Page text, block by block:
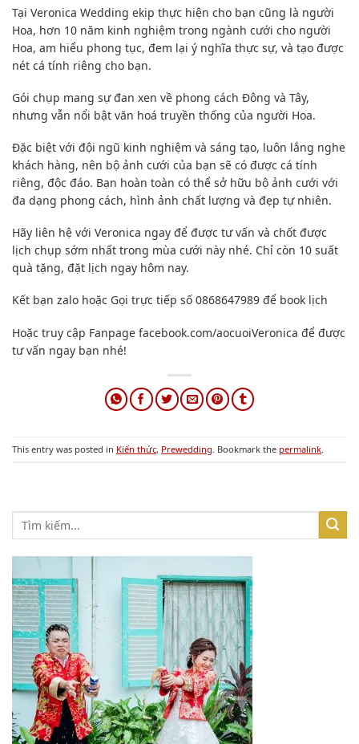
Tại Veronica Wedding ekip thực hiện cho bạn cũng là người
Hoa, hơn 10 năm kinh nghiệm trong ngành cưới cho người
Hoa, am hiểu phong tục, đem lại ý nghĩa thực sự, và tạo được
nét cá tính riêng cho bạn.
Gói chụp mang sự đan xen về phong cách Đông và Tây,
nhưng vẫn nổi bật văn hoá truyền thống của người Hoa.
Đặc biệt với đội ngũ kinh nghiệm và sáng tạo, luôn lắng nghe
khách hàng, nên bộ ảnh cưới của bạn sẽ có được cá tính
riêng, độc đáo. Bạn hoàn toàn có thể sở hữu bộ ảnh cưới với
đa dạng phong cách, hình ảnh chất lượng và đẹp tự nhiên.
Hãy liên hệ với Veronica ngay để được tư vấn và chốt được
lịch chụp sớm nhất trong mùa cưới này nhé. Chỉ còn 10 suất
quà tặng, đặt lịch ngay hôm nay.
Kết bạn zalo hoặc Gọi trực tiếp số 0868647989 để book lịch
Hoặc truy cập Fanpage facebook.com/aocuoiVeronica để được
tư vấn ngay bạn nhé!
This entry was posted in Kiến thức, Prewedding . Bookmark the permalink